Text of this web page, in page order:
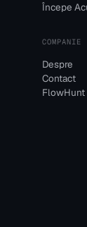
Începe
COMPANIE
Despre
Contact
FlowHunt